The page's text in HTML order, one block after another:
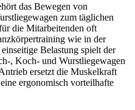
das Bewegen von
zum täglichen
die Mitarbeitenden oft
wie in der
Belastung spielt der
, Koch- und Wurstliegewagen
ersetzt die Muskelkraft
ergonomisch vorteilhafte